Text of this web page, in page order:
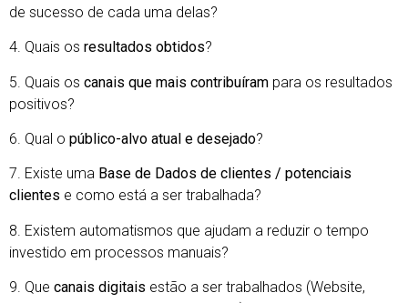
de sucesso de cada uma delas?
4. Quais os resultados obtidos?
5. Quais os canais que mais contribuíram para os resultados
positivos?
6. Qual o público-alvo atual e desejado?
7. Existe uma Base de Dados de clientes / potenciais
clientes e como está a ser trabalhada?
8. Existem automatismos que ajudam a reduzir o tempo
investido em processos manuais?
9. Que canais digitais estão a ser trabalhados (Website,